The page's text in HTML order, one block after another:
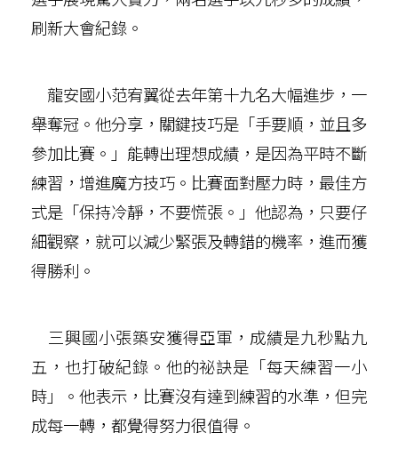
刷新大會紀錄。
龍安國小范宥翼從去年第十九名大幅進步，一
舉奪冠。他分享，關鍵技巧是「手要順，並且多
參加比賽。」能轉出理想成績，是因為平時不斷
練習，增進魔方技巧。比賽面對壓力時，最佳方
式是「保持冷靜，不要慌張。」他認為，只要仔
細觀察，就可以減少緊張及轉錯的機率，進而獲
得勝利。
三興國小張築安獲得亞軍，成績是九秒點九
五，也打破紀錄。他的祕訣是「每天練習一小
時」。他表示，比賽沒有達到練習的水準，但完
成每一轉，都覺得努力很值得。